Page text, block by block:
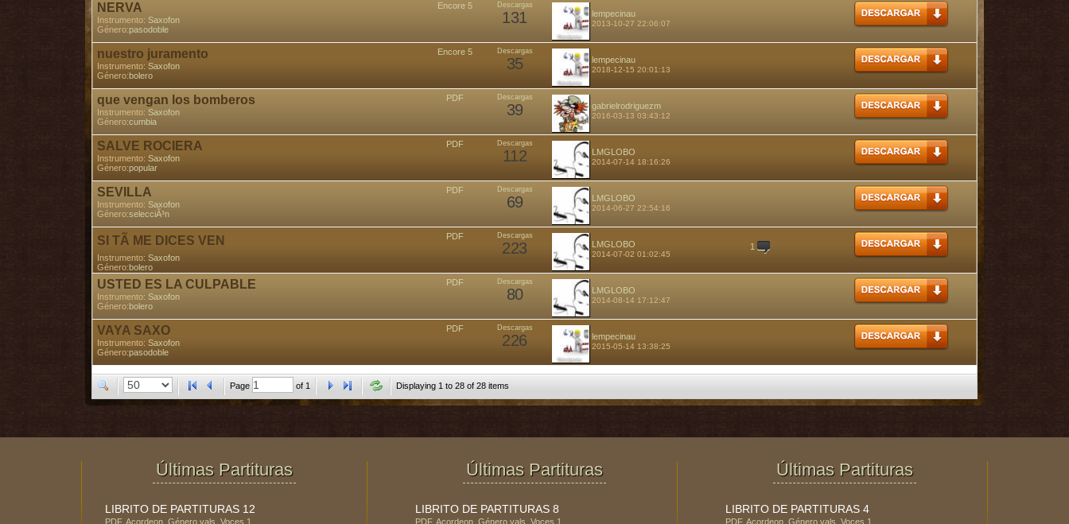
NERVA
Instrumento: Saxofon
Género:pasodoble
Encore 5 Descargas
131 lempecinau
2013-10-27 22:06:07
nuestro juramento
Instrumento: Saxofon
Género:bolero
Encore 5 Descargas
35 lempecinau
2018-12-15 20:01:13
que vengan los bomberos
Instrumento: Saxofon
Género:cumbia
PDF Descargas
39 gabrielrodriguezm
2016-03-13 03:43:12
SALVE ROCIERA
Instrumento: Saxofon
Género:popular
PDF Descargas
112 LMGLOBO
2014-07-14 18:16:26
SEVILLA
Instrumento: Saxofon
Género:selecciÃ³n
PDF Descargas
69 LMGLOBO
2014-06-27 22:54:16
SI TÃ ME DICES VEN
Instrumento: Saxofon
Género:bolero
PDF Descargas
223 LMGLOBO
2014-07-02 01:02:45
1
USTED ES LA CULPABLE
Instrumento: Saxofon
Género:bolero
PDF Descargas
80 LMGLOBO
2014-08-14 17:12:47
VAYA SAXO
Instrumento: Saxofon
Género:pasodoble
PDF Descargas
226 lempecinau
2015-05-14 13:38:25
Page of 1 Displaying 1 to 28 of 28 items
Últimas Partituras
LIBRITO DE PARTITURAS 12
PDF, Acordeon , Género vals , Voces 1
Últimas Partituras
LIBRITO DE PARTITURAS 8
PDF, Acordeon , Género vals , Voces 1
Últimas Partituras
LIBRITO DE PARTITURAS 4
PDF, Acordeon , Género vals , Voces 1